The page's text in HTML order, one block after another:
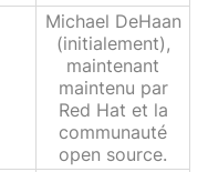
Michael DeHaan
(initialement),
maintenant
maintenu par
Red Hat et la
communauté
open source.